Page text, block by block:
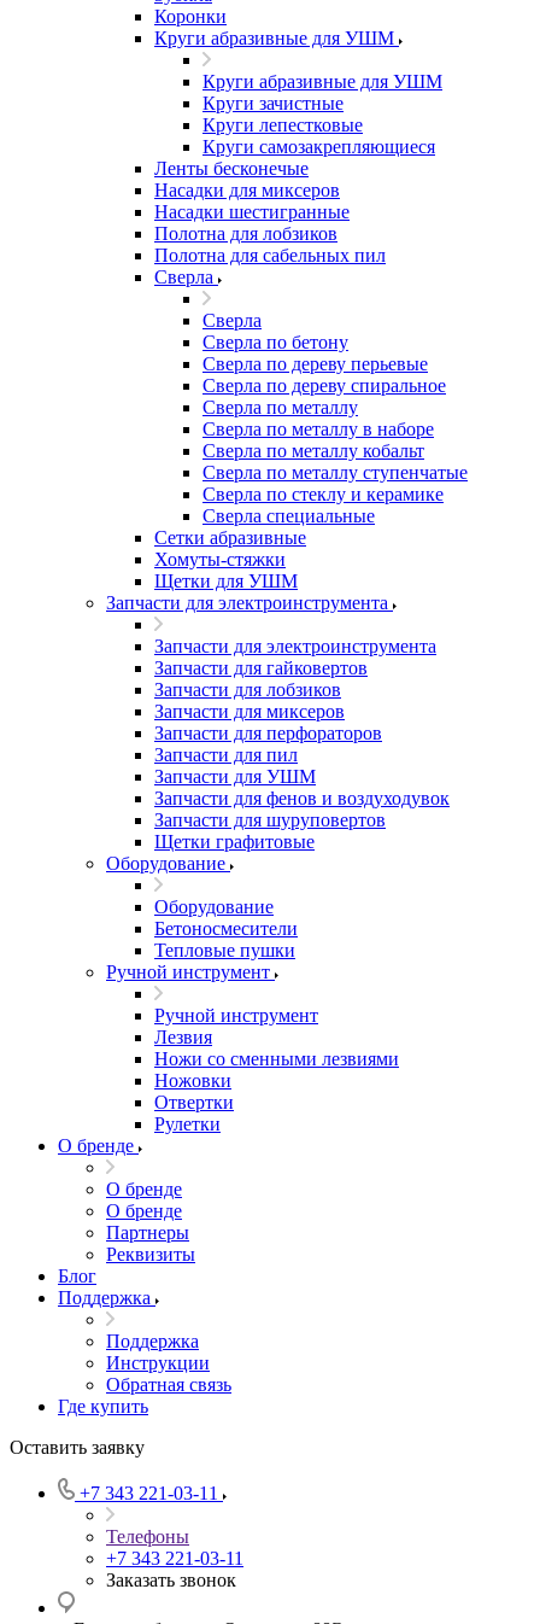
Коронки
Круги абразивные для УШМ
Круги абразивные для УШМ
Круги зачистные
Круги лепестковые
Круги самозакрепляющиеся
Ленты бесконечые
Насадки для миксеров
Насадки шестигранные
Полотна для лобзиков
Полотна для сабельных пил
Сверла
Сверла
Сверла по бетону
Сверла по дереву перьевые
Сверла по дереву спиральное
Сверла по металлу
Сверла по металлу в наборе
Сверла по металлу кобальт
Сверла по металлу ступенчатые
Сверла по стеклу и керамике
Сверла специальные
Сетки абразивные
Хомуты-стяжки
Щетки для УШМ
Запчасти для электроинструмента
Запчасти для электроинструмента
Запчасти для гайковертов
Запчасти для лобзиков
Запчасти для миксеров
Запчасти для перфораторов
Запчасти для пил
Запчасти для УШМ
Запчасти для фенов и воздуходувок
Запчасти для шуруповертов
Щетки графитовые
Оборудование
Оборудование
Бетоносмесители
Тепловые пушки
Ручной инструмент
Ручной инструмент
Лезвия
Ножи со сменными лезвиями
Ножовки
Отвертки
Рулетки
О бренде
О бренде
О бренде
Партнеры
Реквизиты
Блог
Поддержка
Поддержка
Инструкции
Обратная связь
Где купить
Оставить заявку
+7 343 221-03-11
Телефоны
+7 343 221-03-11
Заказать звонок